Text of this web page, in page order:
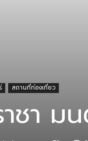
สถานที่ท่องเที่ยว
ชา ม